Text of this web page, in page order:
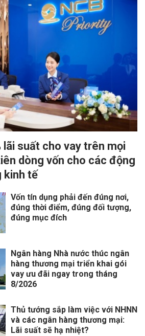
lãi suất cho vay trên mọi
dòng vốn cho các động
kinh tế
Vốn tín dụng phải đến đúng nơi,
đúng thời điểm, đúng đối tượng,
đúng mục đích
Ngân hàng Nhà nước thúc ngân
hàng thương mại triển khai gói
vay ưu đãi ngay trong tháng
8/2026
Thủ tướng sắp làm việc với NHNN
và các ngân hàng thương mại:
Lãi suất sẽ hạ nhiệt?